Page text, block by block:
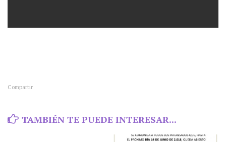
Compartir
TAMBIÉN TE PUEDE INTERESAR...